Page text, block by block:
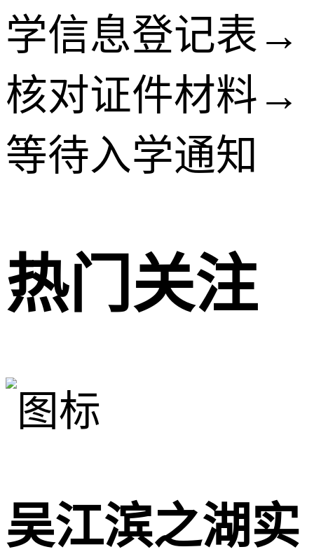
学信息登记表→
核对证件材料→
等待入学通知
热门关注
吴江滨之湖实